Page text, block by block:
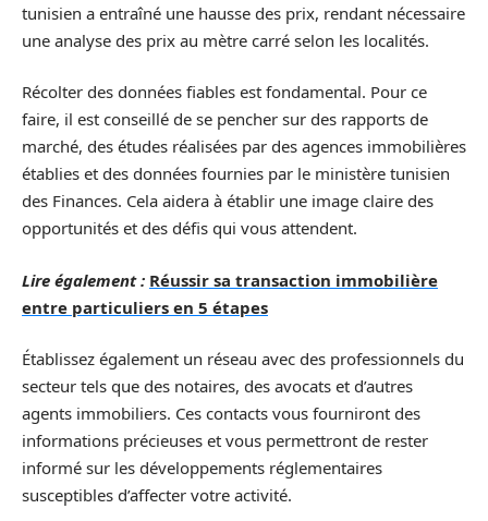
tunisien a entraîné une hausse des prix, rendant nécessaire
une analyse des prix au mètre carré selon les localités.
Récolter des données fiables est fondamental. Pour ce
faire, il est conseillé de se pencher sur des rapports de
marché, des études réalisées par des agences immobilières
établies et des données fournies par le ministère tunisien
des Finances. Cela aidera à établir une image claire des
opportunités et des défis qui vous attendent.
Lire également : Réussir sa transaction immobilière
entre particuliers en 5 étapes
Établissez également un réseau avec des professionnels du
secteur tels que des notaires, des avocats et d’autres
agents immobiliers. Ces contacts vous fourniront des
informations précieuses et vous permettront de rester
informé sur les développements réglementaires
susceptibles d’affecter votre activité.